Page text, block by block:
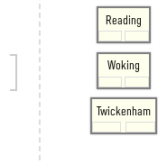
Reading
Woking
Twickenham